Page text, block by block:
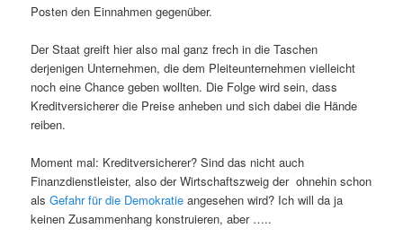
Posten den Einnahmen gegenüber.
Der Staat greift hier also mal ganz frech in die Taschen
derjenigen Unternehmen, die dem Pleiteunternehmen vielleicht
noch eine Chance geben wollten. Die Folge wird sein, dass
Kreditversicherer die Preise anheben und sich dabei die Hände
reiben.
Moment mal: Kreditversicherer? Sind das nicht auch
Finanzdienstleister, also der Wirtschaftszweig der ohnehin schon
alsGefahr für die Demokratie angesehen wird? Ich will da ja
keinen Zusammenhang konstruieren, aber …..